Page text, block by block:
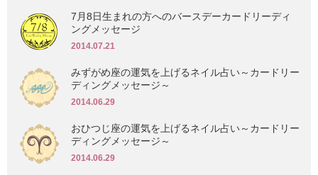
7月8日生まれの方へのバースデーカードリーディ
ングメッセージ
2014.07.21
みずがめ座の運気を上げるネイル占い～カードリー
ディングメッセージ～
2014.06.29
おひつじ座の運気を上げるネイル占い～カードリー
ディングメッセージ～
2014.06.29